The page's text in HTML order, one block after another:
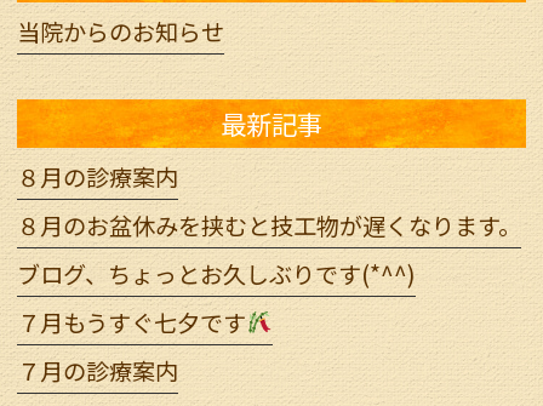
当院からのお知らせ
最新記事
８月の診療案内
８月のお盆休みを挟むと技工物が遅くなります。
ブログ、ちょっとお久しぶりです(*^^)
７月もうすぐ七夕です
７月の診療案内